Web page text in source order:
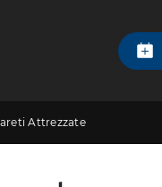
Attrezzate